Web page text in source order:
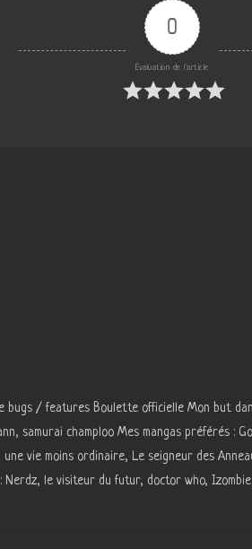
0
Évaluation de l'article
bugs / features Boulette officielle Mon but
samurai champloo Mes mangas préférés
vie moins ordinaire, Le seigneur des
Nerdz, le visiteur du futur, doctor who,